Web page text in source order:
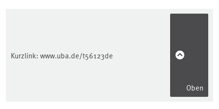
Kurzlink: www.uba.de/t56123de
Oben